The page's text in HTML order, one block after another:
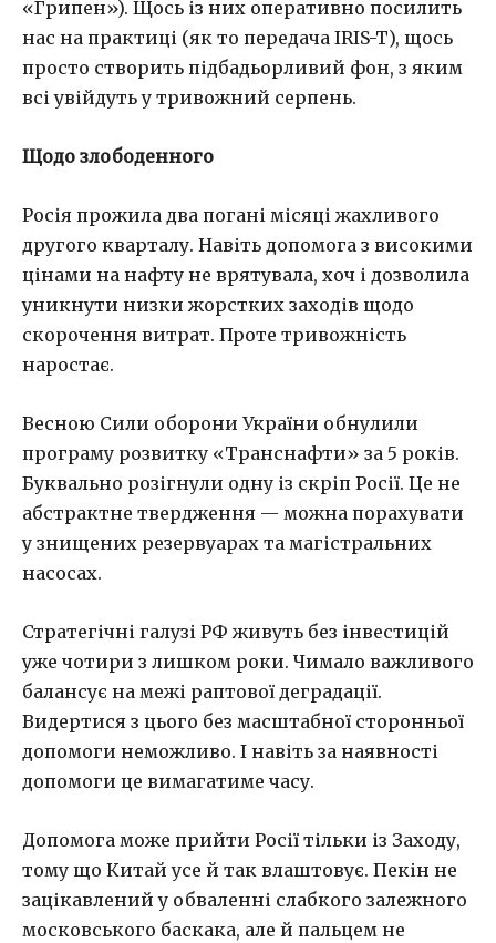
«Грипен»). Щось із них оперативно посилить
нас на практиці (як то передача IRIS-T), щось
просто створить підбадьорливий фон, з яким
всі увійдуть у тривожний серпень.
Щодо злободенного
Росія прожила два погані місяці жахливого
другого кварталу. Навіть допомога з високими
цінами на нафту не врятувала, хоч і дозволила
уникнути низки жорстких заходів щодо
скорочення витрат. Проте тривожність
наростає.
Весною Сили оборони України обнулили
програму розвитку «Транснафти» за 5 років.
Буквально розігнули одну із скріп Росії. Це не
абстрактне твердження — можна порахувати
у знищених резервуарах та магістральних
насосах.
Стратегічні галузі РФ живуть без інвестицій
уже чотири з лишком роки. Чимало важливого
балансує на межі раптової деградації.
Видертися з цього без масштабної сторонньої
допомоги неможливо. І навіть за наявності
допомоги це вимагатиме часу.
Допомога може прийти Росії тільки із Заходу,
тому що Китай усе й так влаштовує. Пекін не
зацікавлений у обваленні слабкого залежного
московського баскака, але й пальцем не